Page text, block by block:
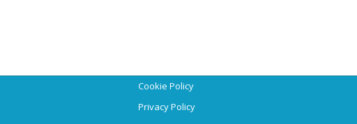
Cookie Policy
Privacy Policy